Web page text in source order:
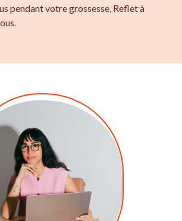
pendant votre grossesse, Reflet à